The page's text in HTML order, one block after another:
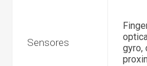
Sensores
gyro,